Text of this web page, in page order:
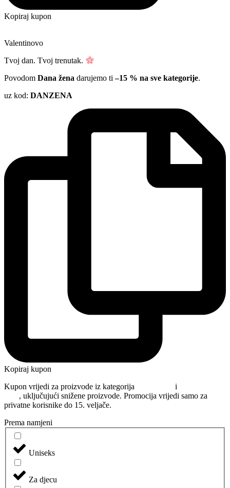
Kopiraj kupon
Valentinovo
Tvoj dan. Tvoj trenutak.
Povodom Dana žena darujemo ti–15 % na sve kategorije.
uz kod: DANZENA
Kopiraj kupon
Kupon vrijedi za proizvode iz kategorija
i
, uključujući snižene proizvode. Promocija vrijedi samo za
privatne korisnike do 15. veljače.
Prema namjeni
Uniseks
Za djecu